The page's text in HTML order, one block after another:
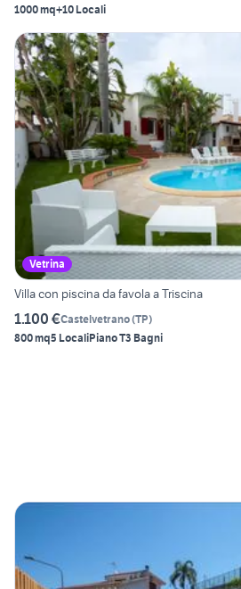
1000 mq+10 Locali
Vetrina
Villa con piscina da favola a Triscina
1.100 €Castelvetrano(TP)
800 mq5 LocaliPiano T3 Bagni